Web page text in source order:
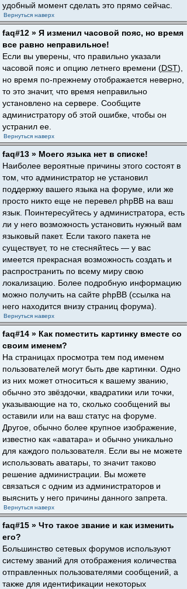
удобный момент сделать это прямо сейчас.
Вернуться наверх
faq#12 » Я изменил часовой пояс, но время
все равно неправильное!
Если вы уверены, что правильно указали
часовой пояс и опцию летнего времени (DST),
но время по-прежнему отображается неверно,
то это значит, что время неправильно
установлено на сервере. Сообщите
администратору об этой ошибке, чтобы он
устранил ее.
Вернуться наверх
faq#13 » Моего языка нет в списке!
Наиболее вероятные причины этого состоят в
том, что администратор не установил
поддержку вашего языка на форуме, или же
просто никто еще не перевел phpBB на ваш
язык. Поинтересуйтесь у администратора, есть
ли у него возможность установить нужный вам
языковый пакет. Если такого пакета не
существует, то не стесняйтесь — у вас
имеется прекрасная возможность создать и
распространить по всему миру свою
локализацию. Более подробную информацию
можно получить на сайте phpBB (ссылка на
него находится внизу страниц форума).
Вернуться наверх
faq#14 » Как поместить картинку вместе со
своим именем?
На страницах просмотра тем под именем
пользователей могут быть две картинки. Одно
из них может относиться к вашему званию,
обычно это звёздочки, квадратики или точки,
указывающие на то, сколько сообщений вы
оставили или на ваш статус на форуме.
Другое, обычно более крупное изображение,
известно как «аватара» и обычно уникально
для каждого пользователя. Если вы не можете
использовать аватары, то значит таково
решение администрации. Вы можете
связаться с одним из администраторов и
выяснить у него причины данного запрета.
Вернуться наверх
faq#15 » Что такое звание и как изменить
его?
Большинство сетевых форумов используют
систему званий для отображения количества
отправленных пользователями сообщений, а
также для идентификации некоторых